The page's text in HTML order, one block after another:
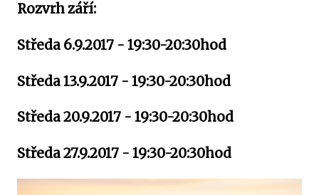
Rozvrh září:
Středa 6.9.2017 - 19:30-20:30hod
Středa 13.9.2017 - 19:30-20:30hod
Středa 20.9.2017 - 19:30-20:30hod
Středa 27.9.2017 - 19:30-20:30hod